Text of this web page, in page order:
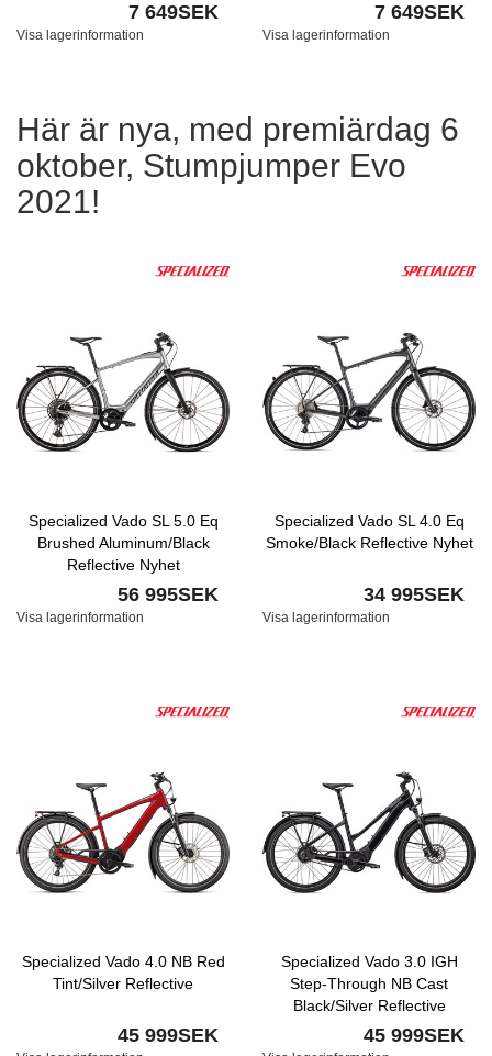
7 649SEK
Visa lagerinformation
7 649SEK
Visa lagerinformation
Här är nya, med premiärdag 6
oktober, Stumpjumper Evo
2021!
Specialized Vado SL 5.0 Eq
Brushed Aluminum/Black
Reflective Nyhet
56 995SEK
Visa lagerinformation
Specialized Vado SL 4.0 Eq
Smoke/Black Reflective Nyhet
34 995SEK
Visa lagerinformation
Specialized Vado 4.0 NB Red
Tint/Silver Reflective
45 999SEK
Specialized Vado 3.0 IGH
Step-Through NB Cast
Black/Silver Reflective
45 999SEK